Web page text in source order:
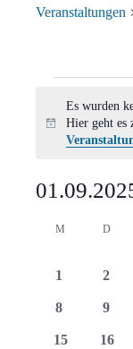
Veranstaltungen
Hinweis
Es wurden
Hier geht es
von
M MONTAG
D
0
1
0
2
0
8
0
9
0
15
0
16